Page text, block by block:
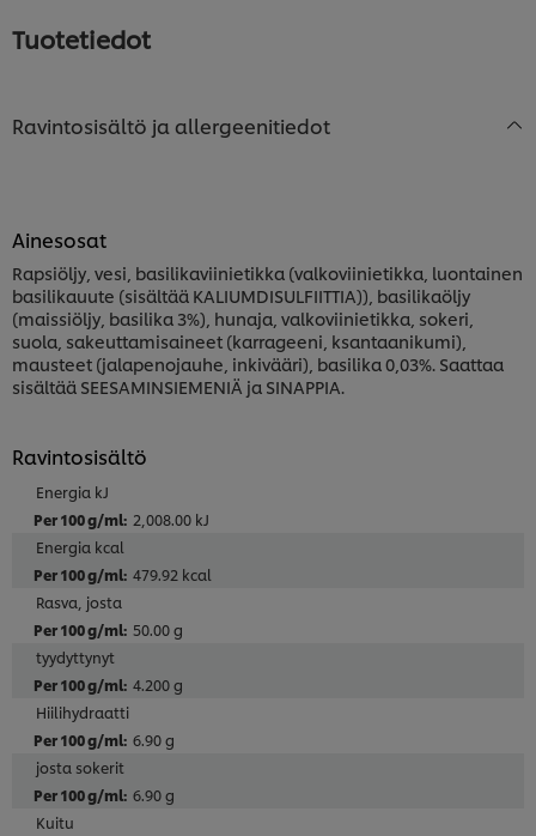
Tuotetiedot
Ravintosisältö ja allergeenitiedot
Ainesosat
Rapsiöljy, vesi, basilikaviinietikka (valkoviinietikka, luontainen
basilikauute (sisältää KALIUMDISULFIITTIA)), basilikaöljy
(maissiöljy, basilika 3%), hunaja, valkoviinietikka, sokeri,
suola, sakeuttamisaineet (karrageeni, ksantaanikumi),
mausteet (jalapenojauhe, inkivääri), basilika 0,03%. Saattaa
sisältää SEESAMINSIEMENIÄ ja SINAPPIA.
Ravintosisältö
Energia kJ
2,008.00 kJ
Energia kcal
479.92 kcal
Rasva, josta
50.00 g
tyydyttynyt
4.200 g
Hiilihydraatti
6.90 g
josta sokerit
6.90 g
Kuitu